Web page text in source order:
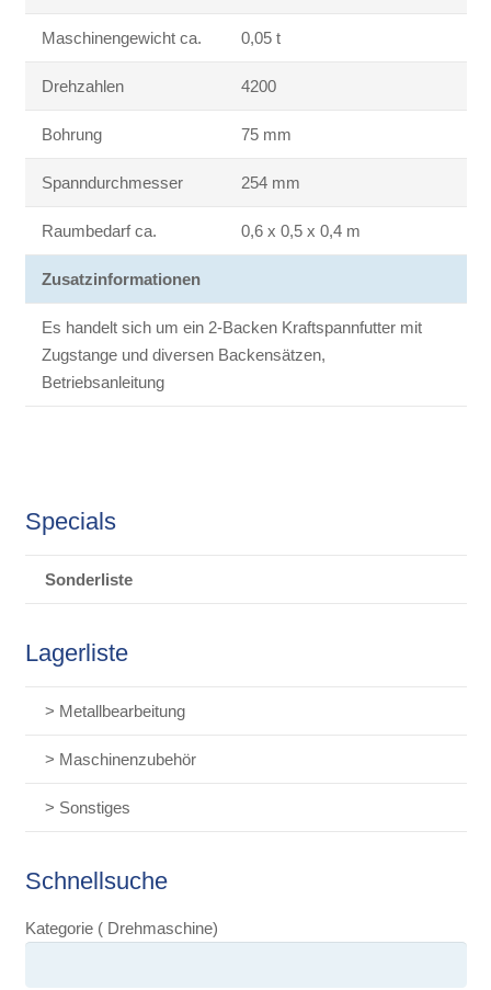
Maschinengewicht ca. 0,05 t
Drehzahlen 4200
Bohrung 75 mm
Spanndurchmesser 254 mm
Raumbedarf ca. 0,6 x 0,5 x 0,4 m
Zusatzinformationen
Es handelt sich um ein 2-Backen Kraftspannfutter mit
Zugstange und diversen Backensätzen,
Betriebsanleitung
Specials
Sonderliste
Lagerliste
> Metallbearbeitung
> Maschinenzubehör
> Sonstiges
Schnellsuche
Kategorie ( Drehmaschine)